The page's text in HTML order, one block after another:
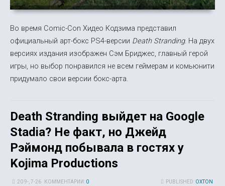
Во время Comic-Con Хидео Кодзима представил
официальный арт-бокс PS4-версии Death Stranding. На двух
версиях издания изображен Сэм Бриджес, главный герой
игры, но выбор понравился не всем геймерам и комьюнити
придумало свои версии бокс-арта.
Death Stranding выйдет на Google
Stadia? Не факт, но Джейд
Рэймонд побывала в гостях у
Kojima Productions
PUBLISHED: OXTON
20 9-, 7-26 КОММЕНТАРИИ: 0